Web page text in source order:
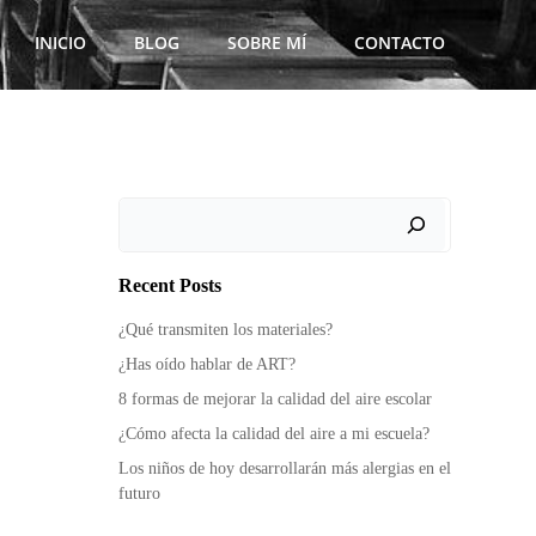
INICIO BLOG SOBRE MÍ CONTACTO
Recent Posts
¿Qué transmiten los materiales?
¿Has oído hablar de ART?
8 formas de mejorar la calidad del aire escolar
¿Cómo afecta la calidad del aire a mi escuela?
Los niños de hoy desarrollarán más alergias en el
futuro